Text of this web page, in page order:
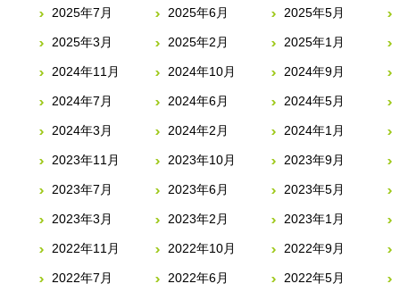
2025年7月 2025年6月 2025年5月
2025年3月 2025年2月 2025年1月
2024年11月 2024年10月 2024年9月
2024年7月 2024年6月 2024年5月
2024年3月 2024年2月 2024年1月
2023年11月 2023年10月 2023年9月
2023年7月 2023年6月 2023年5月
2023年3月 2023年2月 2023年1月
2022年11月 2022年10月 2022年9月
2022年7月 2022年6月 2022年5月